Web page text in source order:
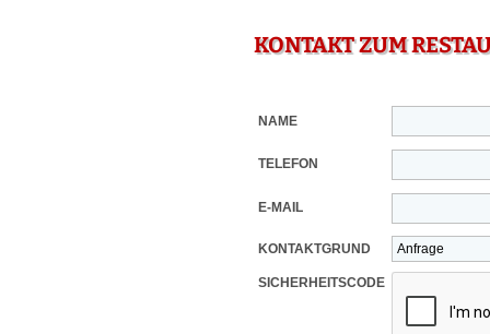
KONTAKT ZUM
NAME
TELEFON
E-MAIL
KONTAKTGRUND
SICHERHEITSCODE